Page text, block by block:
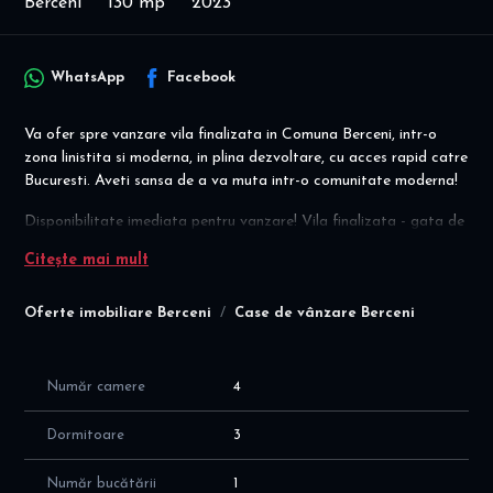
Oferte imobiliare Berceni Case de vânzare Berceni
WhatsApp Facebook
Va ofer spre vanzare vila finalizata in Comuna Berceni, intr-o
zona linistita si moderna, in plina dezvoltare, cu acces rapid catre
Bucuresti. Aveti sansa de a va muta intr-o comunitate moderna!
Disponibilitate imediata pentru vanzare! Vila finalizata - gata de
IDEAL cuplu/familie care apreciaza spatiile generoase,
confort, funcționalitate si intimitate!
de la vizionare si pana la semnarea finala a contractului de
comision 0% - colaborare cu toate băncile din Romania si
Vila este construita pe Parter + Etaj pe un teren su cuprafata
Citește mai mult
Număr camere 4
Dormitoare 3
Număr bucătării 1